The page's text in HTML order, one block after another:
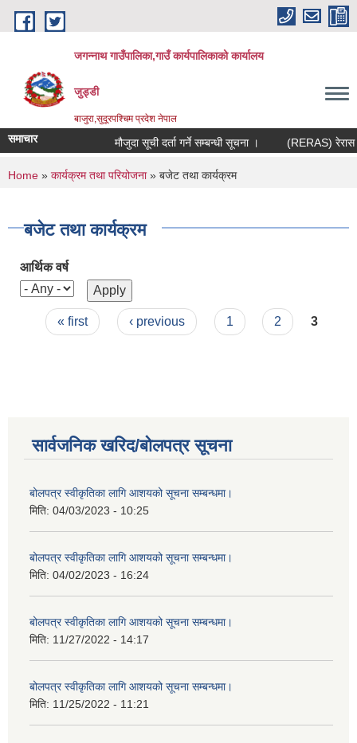
Skip to main content
जगन्नाथ गाउँपालिका,गाउँ कार्यपालिकाको कार्यालय
जुड्डी
बाजुरा,सुदूरपश्चिम प्रदेश नेपाल
समाचार मौजुदा सूची दर्ता गर्ने सम्बन्धी सूचना । (RERAS) रेरास
You are here
Home » कार्यक्रम तथा परियोजना» बजेट तथा कार्यक्रम
बजेट तथा कार्यक्रम
आर्थिक वर्ष
Pages
« first ‹ previous 1 2 3
सार्वजनिक खरिद/बोलपत्र सूचना
बोलपत्र स्वीकृतिका लागि आशयको सूचना सम्बन्धमा।
मिति: 04/03/2023 - 10:25
बोलपत्र स्वीकृतिका लागि आशयको सूचना सम्बन्धमा।
मिति: 04/02/2023 - 16:24
बोलपत्र स्वीकृतिका लागि आशयको सूचना सम्बन्धमा।
मिति: 11/27/2022 - 14:17
बोलपत्र स्वीकृतिका लागि आशयको सूचना सम्बन्धमा।
मिति: 11/25/2022 - 11:21